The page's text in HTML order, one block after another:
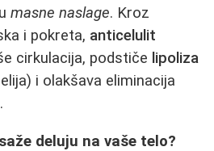
masne naslage. Kroz
i pokreta, anticelulit
cirkulacija, podstiče lipoliza
i olakšava eliminacija
deluju na vaše telo?